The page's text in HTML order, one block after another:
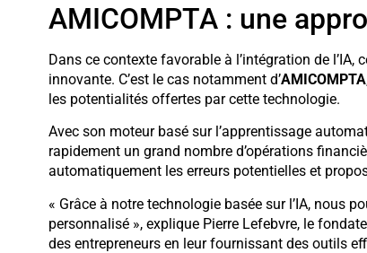
AMICOMPTA : une
Dans ce contexte favorable à l’intégration de
innovante. C’est le cas notamment d’AMICOMPTA
les potentialités offertes par cette technologie.
Avec son moteur basé sur l’apprentissage
rapidement un grand nombre d’opérations
automatiquement les erreurs potentielles et
« Grâce à notre technologie basée sur l’IA, nous
personnalisé », explique Pierre Lefebvre, le
des entrepreneurs en leur fournissant des outils